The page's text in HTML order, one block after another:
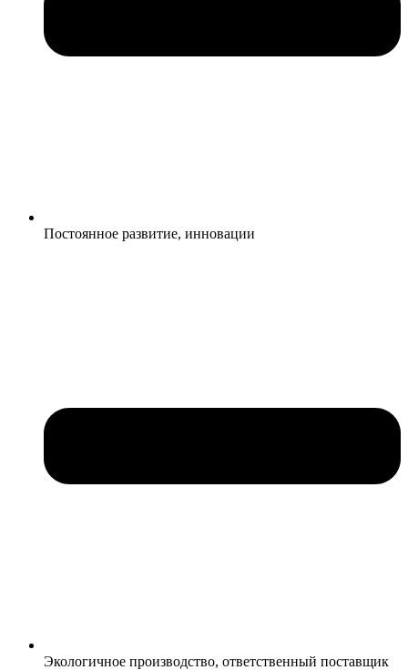
Постоянное развитие, инновации
Экологичное производство, ответственный поставщик